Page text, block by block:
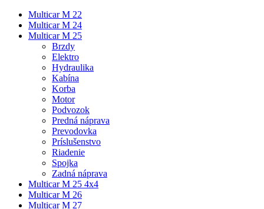
Multicar M 22
Multicar M 24
Multicar M 25
Brzdy
Elektro
Hydraulika
Kabína
Korba
Motor
Podvozok
Predná náprava
Prevodovka
Príslušenstvo
Riadenie
Spojka
Zadná náprava
Multicar M 25 4x4
Multicar M 26
Multicar M 27